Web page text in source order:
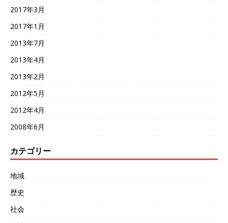
2017年3月
2017年1月
2013年7月
2013年4月
2013年2月
2012年5月
2012年4月
2008年6月
カテゴリー
地域
歴史
社会